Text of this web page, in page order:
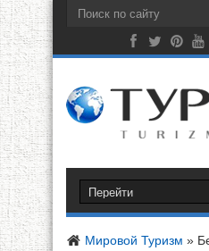
Мировой Туризм »